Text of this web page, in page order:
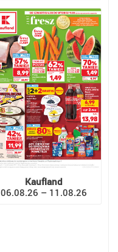
Kaufland
06.08.26 – 11.08.26